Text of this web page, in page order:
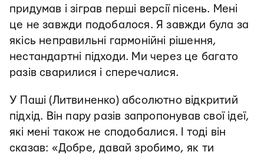
придумав і зіграв перші версії пісень. Мені
це не завжди подобалося. Я завжди була за
якісь неправильні гармонійні рішення,
нестандартні підходи. Ми через це багато
разів сварилися і сперечалися.
У Паші (Литвиненко) абсолютно відкритий
підхід. Він пару разів запропонував свої ідеї,
які мені також не сподобалися. І тоді він
сказав: «Добре, давай зробимо, як ти